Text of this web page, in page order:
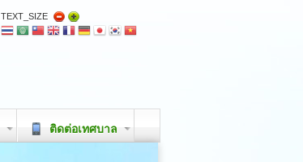
TEXT_SIZE
ติดต่อเทศบาล